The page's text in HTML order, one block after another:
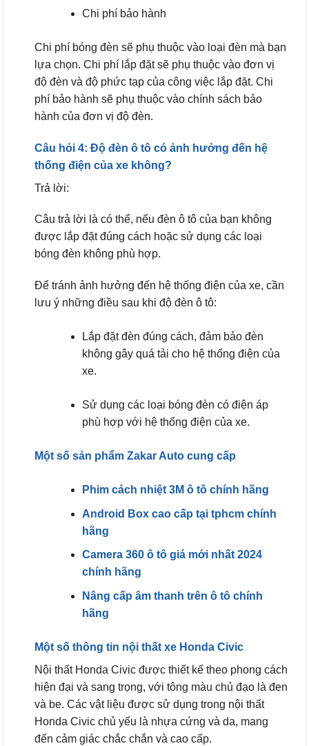
Chi phí bảo hành
Chi phí bóng đèn sẽ phụ thuộc vào loại đèn mà bạn
lựa chọn. Chi phí lắp đặt sẽ phụ thuộc vào đơn vị
độ đèn và độ phức tạp của công việc lắp đặt. Chi
phí bảo hành sẽ phụ thuộc vào chính sách bảo
hành của đơn vị độ đèn.
Câu hỏi 4: Độ đèn ô tô có ảnh hưởng đến hệ
thống điện của xe không?
Trả lời:
Câu trả lời là có thể, nếu đèn ô tô của bạn không
được lắp đặt đúng cách hoặc sử dụng các loại
bóng đèn không phù hợp.
Để tránh ảnh hưởng đến hệ thống điện của xe, cần
lưu ý những điều sau khi độ đèn ô tô:
Lắp đặt đèn đúng cách, đảm bảo đèn
không gây quá tải cho hệ thống điện của
xe.
Sử dụng các loại bóng đèn có điện áp
phù hợp với hệ thống điện của xe.
Một số sản phẩm Zakar Auto cung cấp
Phim cách nhiệt 3M ô tô chính hãng
Android Box cao cấp tại tphcm chính
hãng
Camera 360 ô tô giá mới nhất 2024
chính hãng
Nâng cấp âm thanh trên ô tô chính
hãng
Một số thông tin nội thất xe Honda Civic
Nội thất Honda Civic được thiết kế theo phong cách
hiện đại và sang trọng, với tông màu chủ đạo là đen
và be. Các vật liệu được sử dụng trong nội thất
Honda Civic chủ yếu là nhựa cứng và da, mang
đến cảm giác chắc chắn và cao cấp.